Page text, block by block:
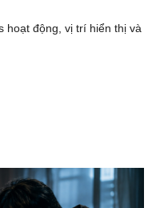
hoạt động, vị trí hiển thị và